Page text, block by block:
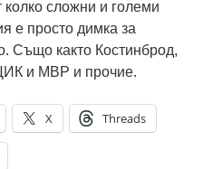
колко сложни и големи
е просто димка за
Също както Костинброд,
и МВР и прочие.
X Threads